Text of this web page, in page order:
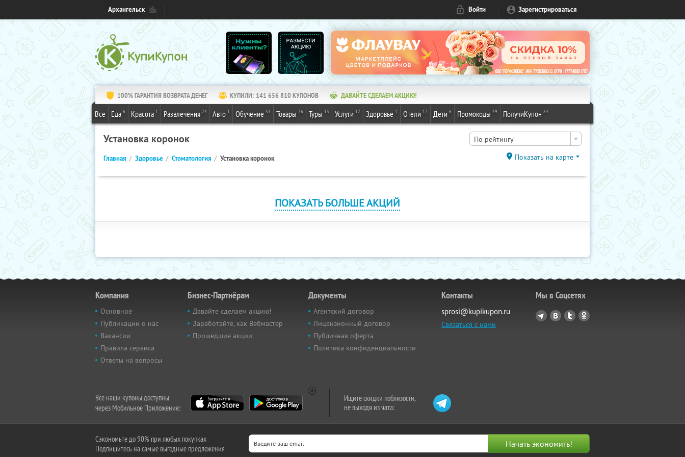
Архангельск Войти Зарегистрироваться
100% ГАРАНТИЯ ВОЗВРАТА ДЕНЕГ КУПИЛИ: 141 656 810КУПОНОВ ДАВАЙТЕ СДЕЛАЕМ АКЦИЮ!
Все Еда 6 Красота 1 Развлечения 24 Авто 1 Обучение 31 Товары 26 Туры 13 Услуги 12 Здоровье 1 Отели 17 Дети 6 Промокоды 49 ПолучиКупон 84
Установка коронок По рейтингу
Главная Здоровье Стоматология Установка коронок Показать на карте
ПОКАЗАТЬ БОЛЬШЕ АКЦИЙ
Компания
Основное
Публикации о нас
Вакансии
Правила сервиса
Ответы на вопросы
Бизнес-Партнёрам
Давайте сделаем акцию!
Заработайте, как Вебмастер
Прошедшие акции
Документы
Агентский договор
Лицензионный договор
Публичная оферта
Политика конфиденциальности
Контакты
sprosi@kupikupon.ru
Связаться с нами
Мы в Соцсетях
Все наши купоны доступны
через Мобильное Приложение:
Ищите скидки поблизости,
не выходя из чата:
Сэкономьте до 90% при любых покупках
Подпишитесь на самые выгодные предложения